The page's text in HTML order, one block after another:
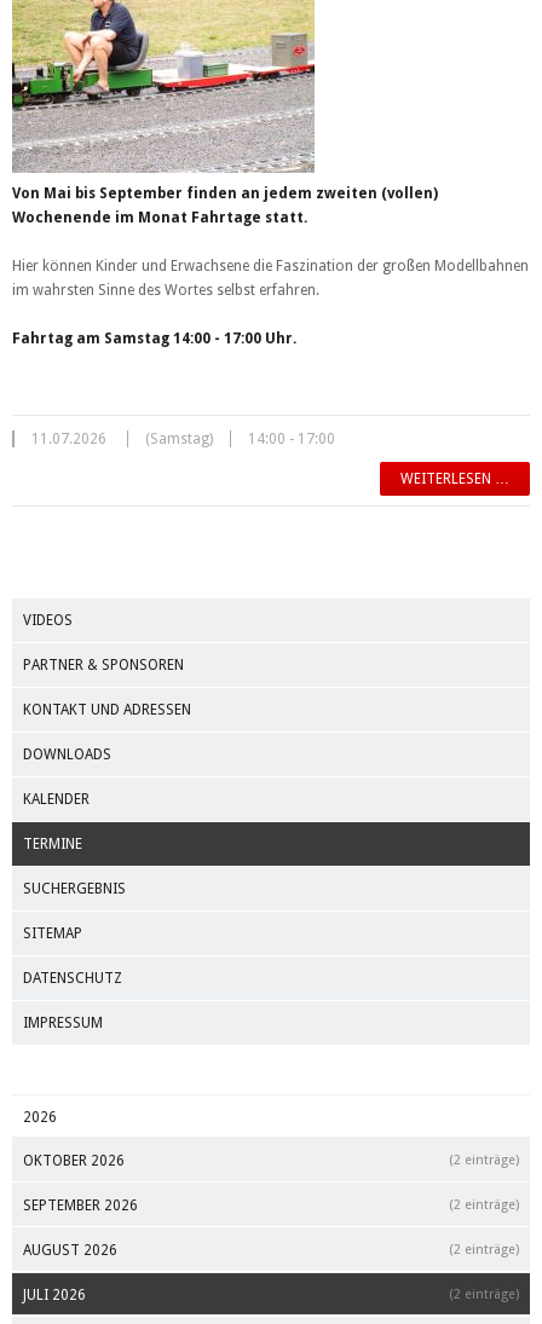
Von Mai bis September finden an jedem zweiten (vollen)
Wochenende im Monat Fahrtage statt.
Hier können Kinder und Erwachsene die Faszination der großen Modellbahnen
im wahrsten Sinne des Wortes selbst erfahren.
Fahrtag am Samstag 14:00 - 17:00 Uhr.
11.07.2026 (Samstag) 14:00 - 17:00
WEITERLESEN …
VIDEOS
PARTNER & SPONSOREN
KONTAKT UND ADRESSEN
DOWNLOADS
KALENDER
TERMINE
SUCHERGEBNIS
SITEMAP
DATENSCHUTZ
IMPRESSUM
2026
OKTOBER 2026 (2 einträge)
SEPTEMBER 2026 (2 einträge)
AUGUST 2026 (2 einträge)
JULI 2026 (2 einträge)